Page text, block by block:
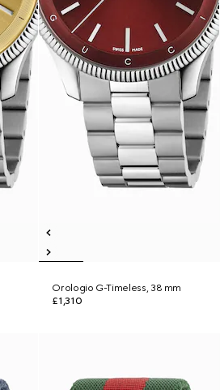
Orologio G-Timeless, 38 mm
£1,310